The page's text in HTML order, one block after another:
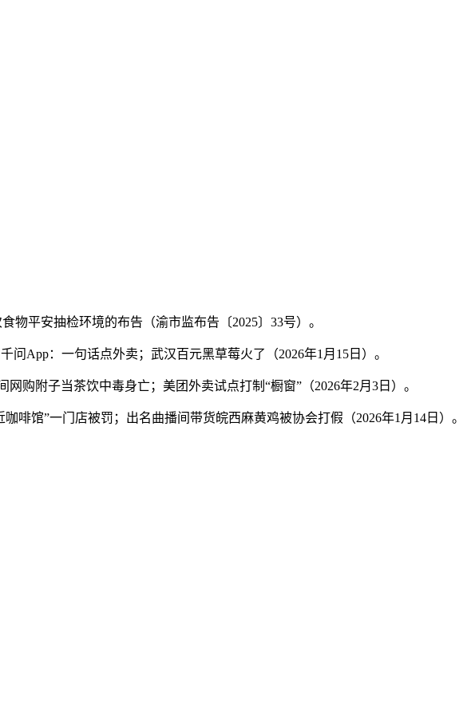
平安抽检环境的布告（渝市监布告〔2025〕33号）。
App：一句话点外卖；武汉百元黑草莓火了（2026年1月15日）。
附子当茶饮中毒身亡；美团外卖试点打制“橱窗”（2026年2月3日）。
馆”一门店被罚；出名曲播间带货皖西麻黄鸡被协会打假（2026年1月14日）。